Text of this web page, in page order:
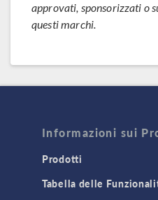
approvati, sponsorizzati o
questi marchi.
Informazioni sui
Prodotti
Tabella delle